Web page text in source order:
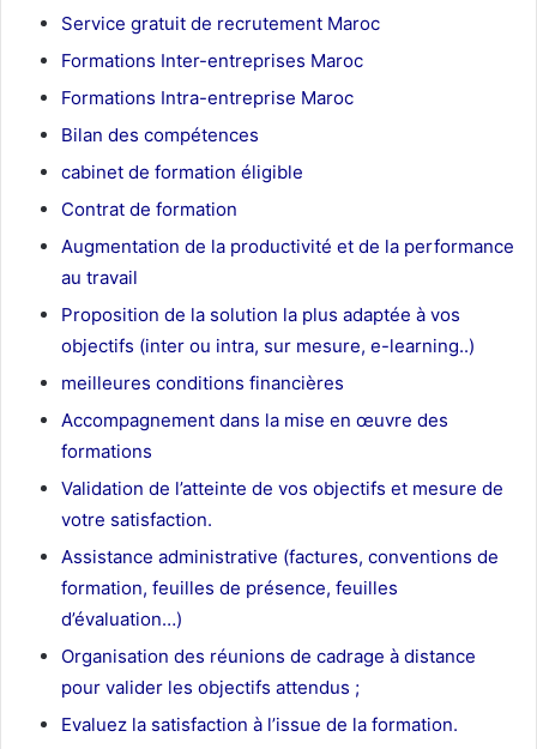
Service gratuit de recrutement Maroc
Formations Inter-entreprises Maroc
Formations Intra-entreprise Maroc
Bilan des compétences
cabinet de formation éligible
Contrat de formation
Augmentation de la productivité et de la performance
au travail
Proposition de la solution la plus adaptée à vos
objectifs (inter ou intra, sur mesure, e-learning..)
meilleures conditions financières
Accompagnement dans la mise en œuvre des
formations
Validation de l’atteinte de vos objectifs et mesure de
votre satisfaction.
Assistance administrative (factures, conventions de
formation, feuilles de présence, feuilles
d’évaluation…)
Organisation des réunions de cadrage à distance
pour valider les objectifs attendus ;
Evaluez la satisfaction à l’issue de la formation.